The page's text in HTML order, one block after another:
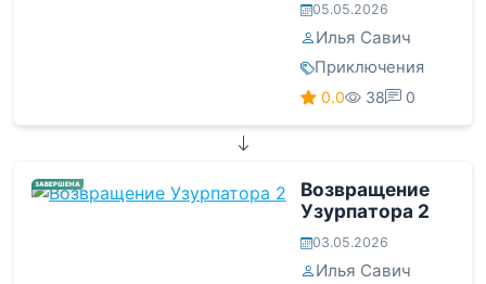
05.05.2026
Илья Савич
Приключения
0.0 38 0
ЗАВЕРШЕНА
Возвращение
Узурпатора 2
03.05.2026
Илья Савич